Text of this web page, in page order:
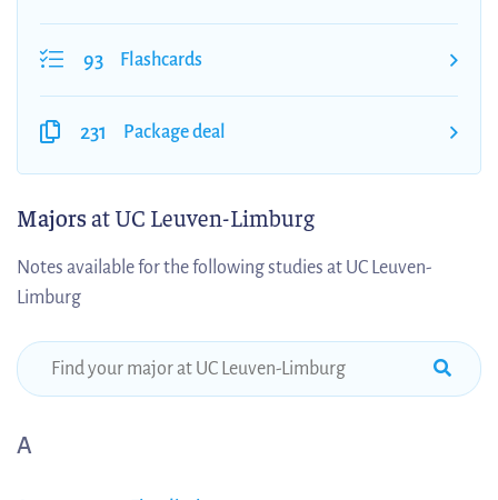
93 Flashcards
231 Package deal
Majorsat UC Leuven-Limburg
Notes available for the following studies at UC Leuven-
Limburg
A